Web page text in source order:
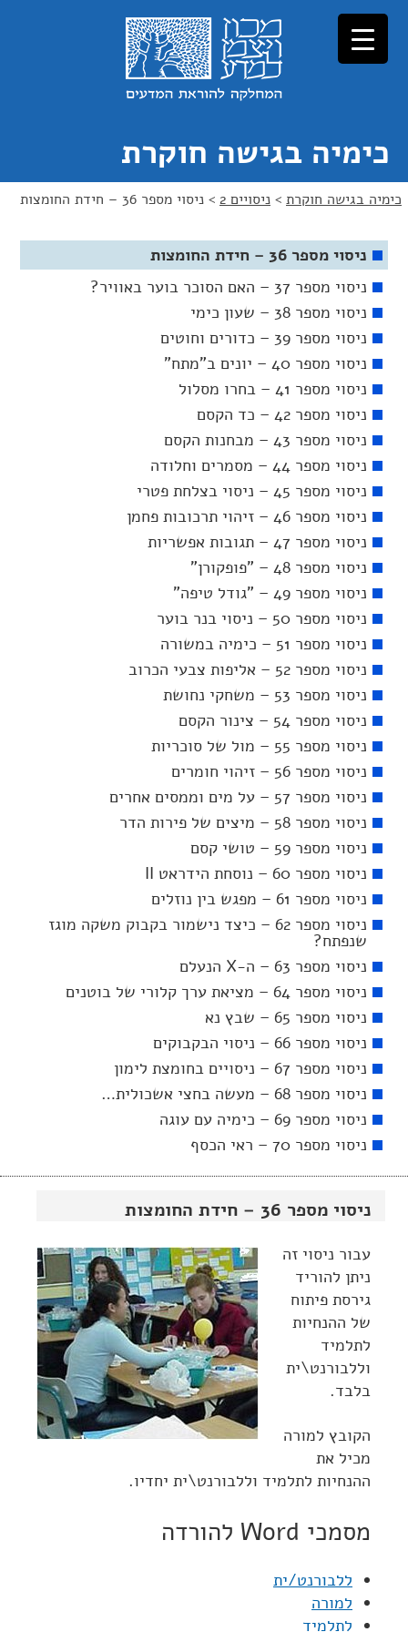
כימיה בגישה חוקרת
כימיה בגישה חוקרת > ניסויים 2 > ניסוי מספר 36 – חידת החומצות
ניסוי מספר 36 – חידת החומצות
עבור ניסוי זה
ניתן להוריד
גירסת פיתוח
של ההנחיות
לתלמיד
וללבורנט\ית
בלבד.
הקובץ למורה
מכיל את
ההנחיות לתלמיד וללבורנט\ית יחדיו.
מסמכי Word להורדה
ללבורנט/ית
למורה
לתלמיד
ניסוי מספר 36 – חידת החומצות
ניסוי מספר 37 – האם הסוכר בוער באוויר?
ניסוי מספר 38 – שעון כימי
ניסוי מספר 39 – כדורים וחוטים
ניסוי מספר 40 – יונים ב"מתח"
ניסוי מספר 41 – בחרו מסלול
ניסוי מספר 42 – כד הקסם
ניסוי מספר 43 – מבחנות הקסם
ניסוי מספר 44 – מסמרים וחלודה
ניסוי מספר 45 – ניסוי בצלחת פטרי
ניסוי מספר 46 – זיהוי תרכובות פחמן
ניסוי מספר 47 – תגובות אפשריות
ניסוי מספר 48 – "פופקורן"
ניסוי מספר 49 – "גודל טיפה"
ניסוי מספר 50 – ניסוי בנר בוער
ניסוי מספר 51 – כימיה במשורה
ניסוי מספר 52 – אליפות צבעי הכרוב
ניסוי מספר 53 – משחקי נחושת
ניסוי מספר 54 – צינור הקסם
ניסוי מספר 55 – מול של סוכריות
ניסוי מספר 56 – זיהוי חומרים
ניסוי מספר 57 – על מים וממסים אחרים
ניסוי מספר 58 – מיצים של פירות הדר
ניסוי מספר 59 – טושי קסם
ניסוי מספר 60 – נוסחת הידראט II
ניסוי מספר 61 – מפגש בין נוזלים
ניסוי מספר 62 – כיצד נישמור בקבוק משקה מוגז
שנפתח?
ניסוי מספר 63 – ה-X הנעלם
ניסוי מספר 64 – מציאת ערך קלורי של בוטנים
ניסוי מספר 65 – שבץ נא
ניסוי מספר 66 – ניסוי הבקבוקים
ניסוי מספר 67 – ניסויים בחומצת לימון
ניסוי מספר 68 – מעשה בחצי אשכולית…
ניסוי מספר 69 – כימיה עם עוגה
ניסוי מספר 70 – ראי הכסף